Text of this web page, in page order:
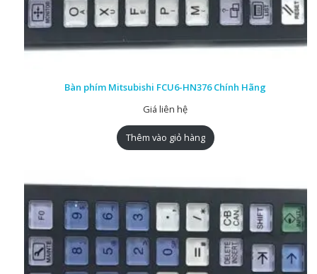
Bàn phím Mitsubishi FCU6-HN376 Chính Hãng
Giá liên hệ
Thêm vào giỏ hàng